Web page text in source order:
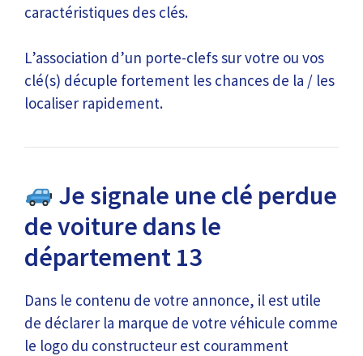
caractéristiques des clés.
L’association d’un porte-clefs sur votre ou vos
clé(s) décuple fortement les chances de la / les
localiser rapidement.
Je signale une clé perdue
de voiture dans le
département 13
Dans le contenu de votre annonce, il est utile
de déclarer la marque de votre véhicule comme
le logo du constructeur est couramment